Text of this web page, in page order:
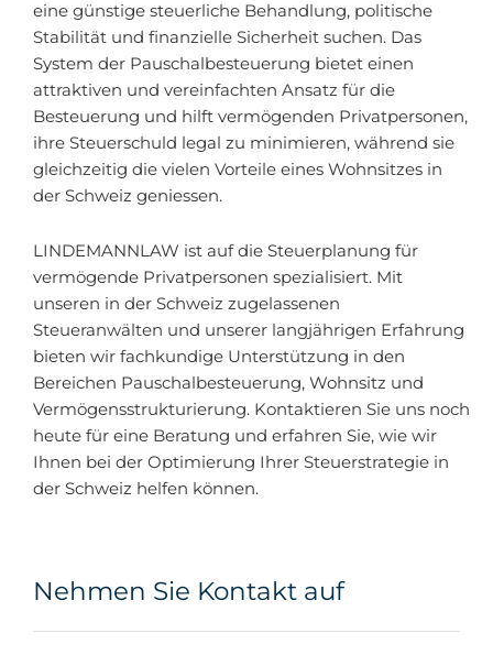
eine günstige steuerliche Behandlung, politische
Stabilität und finanzielle Sicherheit suchen. Das
System der Pauschalbesteuerung bietet einen
attraktiven und vereinfachten Ansatz für die
Besteuerung und hilft vermögenden Privatpersonen,
ihre Steuerschuld legal zu minimieren, während sie
gleichzeitig die vielen Vorteile eines Wohnsitzes in
der Schweiz geniessen.
LINDEMANNLAW ist auf die Steuerplanung für
vermögende Privatpersonen spezialisiert. Mit
unseren in der Schweiz zugelassenen
Steueranwälten und unserer langjährigen Erfahrung
bieten wir fachkundige Unterstützung in den
Bereichen Pauschalbesteuerung, Wohnsitz und
Vermögensstrukturierung. Kontaktieren Sie uns noch
heute für eine Beratung und erfahren Sie, wie wir
Ihnen bei der Optimierung Ihrer Steuerstrategie in
der Schweiz helfen können.
Nehmen Sie Kontakt auf